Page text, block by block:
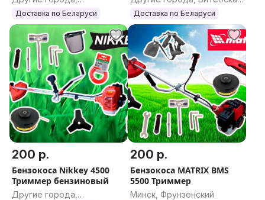
Могилевская область
Доставка по Беларуси
область
Доставка по Беларуси
200 р.
Бензокоса Nikkey 4500
Триммер бензиновый
Другие города,
200 р.
Бензокоса MATRIX BMS
5500 Триммер
Минск, Фрунзенский